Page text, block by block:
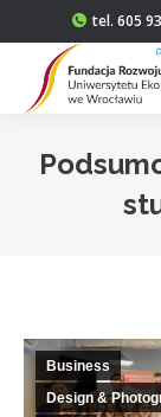
tel. 605
Business
Design &